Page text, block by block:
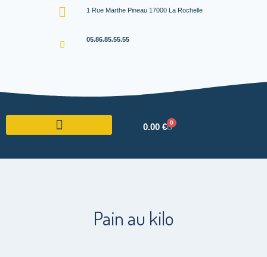
1 Rue Marthe Pineau 17000 La Rochelle
05.86.85.55.55
0.00 € 0
Pain au kilo